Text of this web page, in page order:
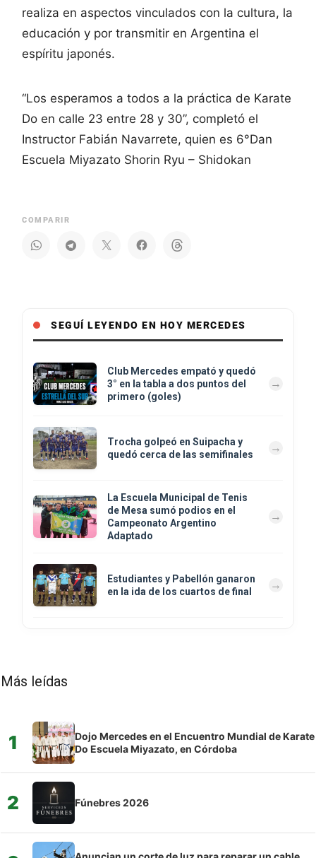
realiza en aspectos vinculados con la cultura, la
educación y por transmitir en Argentina el
espíritu japonés.
“Los esperamos a todos a la práctica de Karate
Do en calle 23 entre 28 y 30”, completó el
Instructor Fabián Navarrete, quien es 6°Dan
Escuela Miyazato Shorin Ryu – Shidokan
COMPARIR
SEGUÍ LEYENDO EN HOY MERCEDES
Club Mercedes empató y quedó
3° en la tabla a dos puntos del
primero (goles)
Trocha golpeó en Suipacha y
quedó cerca de las semifinales
La Escuela Municipal de Tenis
de Mesa sumó podios en el
Campeonato Argentino
Adaptado
Estudiantes y Pabellón ganaron
en la ida de los cuartos de final
Más leídas
1
Dojo Mercedes en el Encuentro Mundial de Karate
Do Escuela Miyazato, en Córdoba
2 Fúnebres 2026